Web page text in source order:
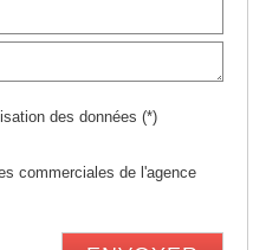
des données (*)
commerciales de l'agence